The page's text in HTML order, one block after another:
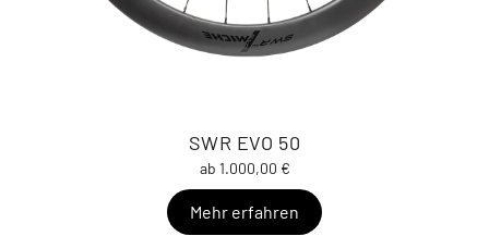
SWR EVO 50
ab 1.000,00 €
Mehr erfahren